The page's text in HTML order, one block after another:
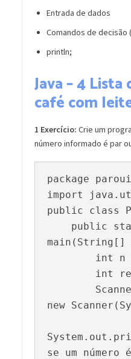
Entrada de dados
Comandos de decisão
println;
Java – 4
café com
1 Exercício: Crie um
número informado é par
package
import
public class
main(String[]
new
se um número